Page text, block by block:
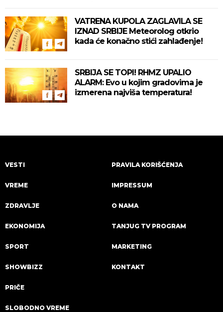
VATRENA KUPOLA ZAGLAVILA SE
IZNAD SRBIJE Meteorolog otkrio
kada će konačno stići zahlađenje!
SRBIJA SE TOPI! RHMZ UPALIO
ALARM: Evo u kojim gradovima je
izmerena najviša temperatura!
VESTI
VREME
ZDRAVLJE
EKONOMIJA
SPORT
SHOWBIZZ
PRIČE
SLOBODNO VREME
PRAVILA KORIŠĆENJA
IMPRESSUM
O NAMA
TANJUG TV PROGRAM
MARKETING
KONTAKT